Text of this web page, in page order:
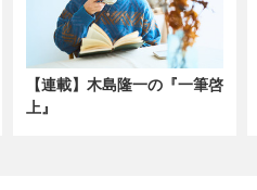
【連載】木島隆一の『一筆啓
上』